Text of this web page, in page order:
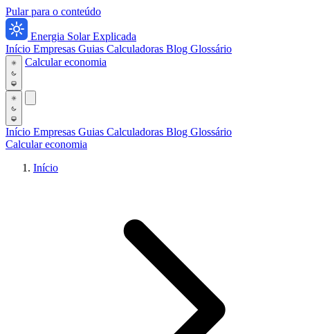
Pular para o conteúdo
Energia Solar Explicada
Início Empresas Guias Calculadoras Blog Glossário
Calcular economia
Início Empresas Guias Calculadoras Blog Glossário
Calcular economia
Início